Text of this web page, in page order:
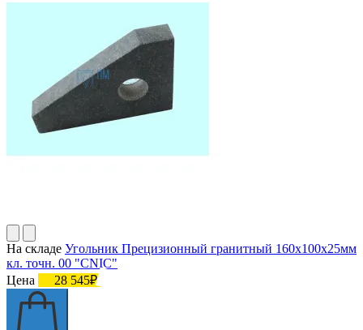
На складе Угольник Прецизионный гранитный 160х100х25мм
кл. точн. 00 "CNIC"
Цена
28 545₽